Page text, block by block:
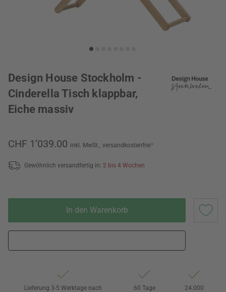
Design House Stockholm -
Cinderella Tisch klappbar,
Eiche massiv
CHF 1’039.00 inkl. MwSt., versandkostenfrei*
Gewöhnlich versandfertig in: 2 bis 4 Wochen
In den Warenkorb
Lieferung 3-5 Werktage nach
60 Tage
24.000